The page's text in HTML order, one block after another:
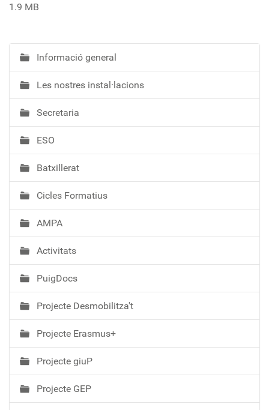
1.9 MB
N
a
v
e
g
a
c
ó
Informació general
Les nostres instal·lacions
Secretaria
ESO
Batxillerat
Cicles Formatius
AMPA
Activitats
PuigDocs
Projecte Desmobilitza't
Projecte Erasmus+
Projecte giuP
Projecte GEP